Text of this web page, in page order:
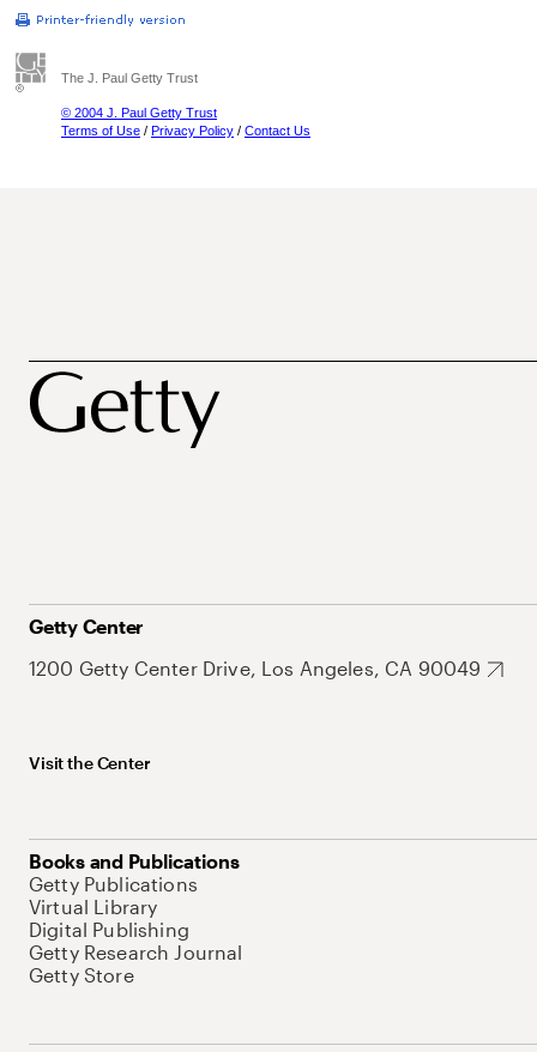
The J. Paul Getty Trust
© 2004 J. Paul Getty Trust
Terms of Use / Privacy Policy / Contact Us
Getty Center
1200 Getty Center Drive, Los Angeles, CA 90049
Visit the Center
Books and Publications
Getty Publications
Virtual Library
Digital Publishing
Getty Research Journal
Getty Store